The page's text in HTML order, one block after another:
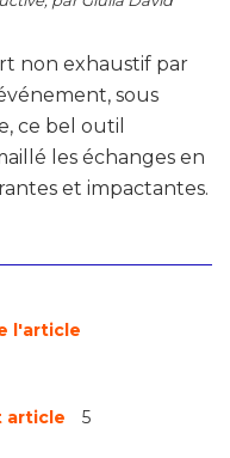
non exhaustif par
sous
ce bel outil
les échanges en
et impactantes.
l'article
article 5